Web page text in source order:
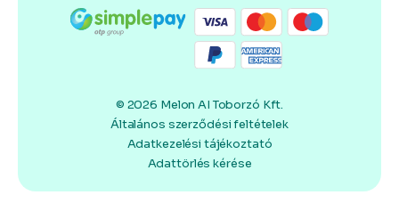
© 2026 Melon AI Toborzó Kft.
Általános szerződési feltételek
Adatkezelési tájékoztató
Adattörlés kérése